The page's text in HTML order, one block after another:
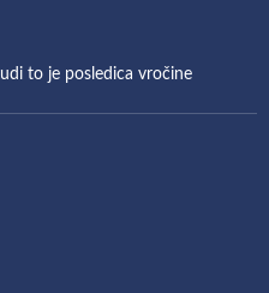
to je posledica vročine